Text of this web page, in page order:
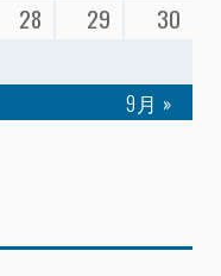
28 29
30
9月 »